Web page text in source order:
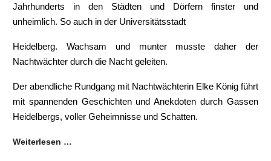
Jahrhunderts in den Städten und Dörfern finster und
unheimlich. So auch in der Universitätsstadt
Heidelberg. Wachsam und munter musste daher der
Nachtwächter durch die Nacht geleiten.
Der abendliche Rundgang mit Nachtwächterin Elke König führt
mit spannenden Geschichten und Anekdoten durch Gassen
Heidelbergs, voller Geheimnisse und Schatten.
Weiterlesen …